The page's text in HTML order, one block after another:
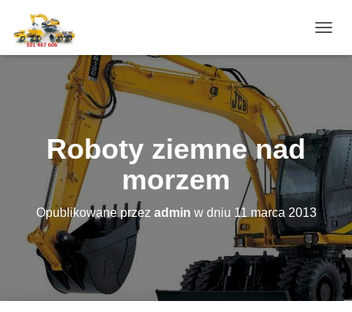
R
C
Z
N
A
W
I
G
A
C
J
Ę
Roboty ziemne nad
morzem
Opublikowane przez admin w dniu 11 marca 2013